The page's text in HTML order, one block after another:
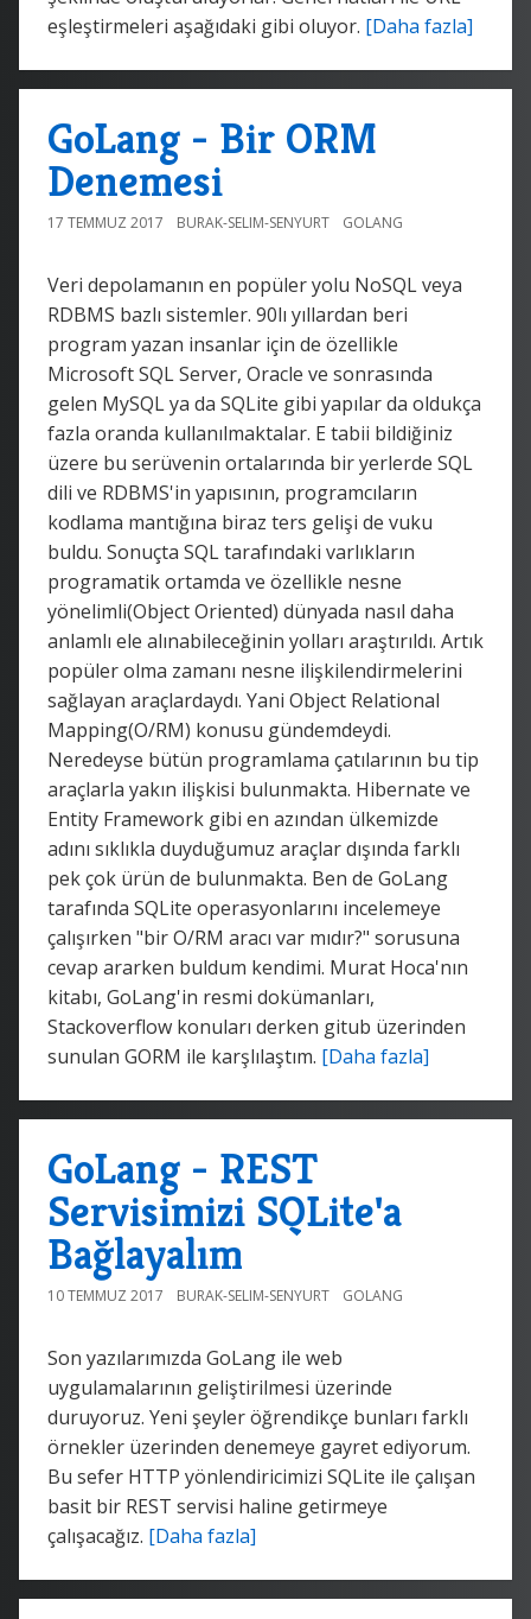
eşleştirmeleri aşağıdaki gibi oluyor. [Daha fazla]
GoLang - Bir ORM
Denemesi
17 TEMMUZ 2017 BURAK-SELIM-SENYURT GOLANG
Veri depolamanın en popüler yolu NoSQL veya
RDBMS bazlı sistemler. 90lı yıllardan beri
program yazan insanlar için de özellikle
Microsoft SQL Server, Oracle ve sonrasında
gelen MySQL ya da SQLite gibi yapılar da oldukça
fazla oranda kullanılmaktalar. E tabii bildiğiniz
üzere bu serüvenin ortalarında bir yerlerde SQL
dili ve RDBMS'in yapısının, programcıların
kodlama mantığına biraz ters gelişi de vuku
buldu. Sonuçta SQL tarafındaki varlıkların
programatik ortamda ve özellikle nesne
yönelimli(Object Oriented) dünyada nasıl daha
anlamlı ele alınabileceğinin yolları araştırıldı. Artık
popüler olma zamanı nesne ilişkilendirmelerini
sağlayan araçlardaydı. Yani Object Relational
Mapping(O/RM) konusu gündemdeydi.
Neredeyse bütün programlama çatılarının bu tip
araçlarla yakın ilişkisi bulunmakta. Hibernate ve
Entity Framework gibi en azından ülkemizde
adını sıklıkla duyduğumuz araçlar dışında farklı
pek çok ürün de bulunmakta. Ben de GoLang
tarafında SQLite operasyonlarını incelemeye
çalışırken "bir O/RM aracı var mıdır?" sorusuna
cevap ararken buldum kendimi. Murat Hoca'nın
kitabı, GoLang'in resmi dokümanları,
Stackoverflow konuları derken gitub üzerinden
sunulan GORM ile karşlılaştım. [Daha fazla]
GoLang - REST
Servisimizi SQLite'a
Bağlayalım
10 TEMMUZ 2017 BURAK-SELIM-SENYURT GOLANG
Son yazılarımızda GoLang ile web
uygulamalarının geliştirilmesi üzerinde
duruyoruz. Yeni şeyler öğrendikçe bunları farklı
örnekler üzerinden denemeye gayret ediyorum.
Bu sefer HTTP yönlendiricimizi SQLite ile çalışan
basit bir REST servisi haline getirmeye
çalışacağız. [Daha fazla]